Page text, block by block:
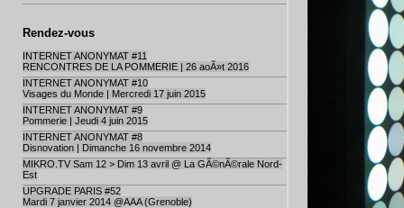
Rendez-vous
INTERNET ANONYMAT #11
RENCONTRES DE LA POMMERIE | 26 aoÃ»t 2016
INTERNET ANONYMAT #10
Visages du Monde | Mercredi 17 juin 2015
INTERNET ANONYMAT #9
Pommerie | Jeudi 4 juin 2015
INTERNET ANONYMAT #8
Disnovation | Dimanche 16 novembre 2014
MIKRO.TV Sam 12 > Dim 13 avril @ La GÃ©nÃ©rale Nord-
Est
UPGRADE PARIS #52
Mardi 7 janvier 2014 @AAA (Grenoble)